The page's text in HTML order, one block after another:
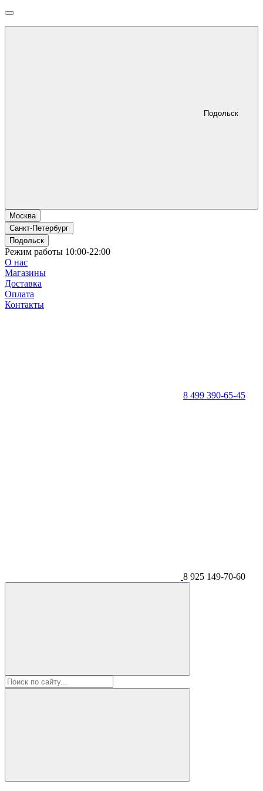
Подольск
Москва
Санкт-Петербург
Подольск
Режим работы 10:00-22:00
О нас
Магазины
Доставка
Оплата
Контакты
8 499 390-65-45
8 925 149-70-60